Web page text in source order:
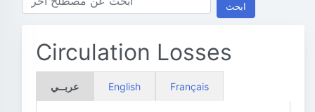
ابحث
Circulation Losses
عربــي English Français